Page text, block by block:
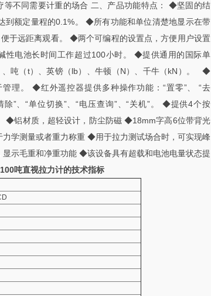
等不同需要计重的场合 二、产品功能特点： ◆坚固的结
额定量程的0.1%。 ◆所有功能和单位清楚地显示在带
于远距离观看。 ◆两个可编程的设置点，方便用户设置
性电池长时间工作超过100小时。 ◆提供通用的国际单
、吨（t）、英镑（lb）、牛顿（N）、千牛（kN）。 ◆
理。 ◆红外遥控器提供多种操作功能：“置零”、 “去
除”、“单位切换”、“电压查询”、“关机”。 ◆提供4个按
◆铝材质，超轻设计，防尘防磁 ◆18mm字高6位带背光
学测量或者重力称重 ◆用于拉力测试场合时，可实现峰
示毛重和净重功能 ◆该设备具有超载和电池电量状态提
100吨直视拉力计的技术指标